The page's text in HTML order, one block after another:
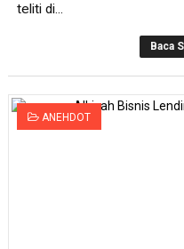
teliti di...
Baca
ANEHDOT